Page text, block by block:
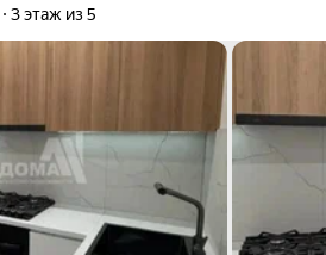
3 этаж из 5